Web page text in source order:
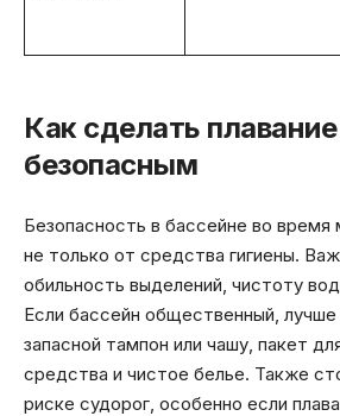
Как сделать плавание
безопасным
Безопасность в бассейне во время
не только от средства гигиены.
обильность выделений, чистоту
Если бассейн общественный, лучше
запасной тампон или чашу, пакет
средства и чистое белье. Также
риске судорог, особенно если